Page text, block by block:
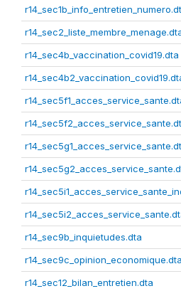
r14_sec4b_vaccination_covid19.dta
r14_sec9b_inquietudes.dta
r14_sec9c_opinion_economique.dta
r14_sec12_bilan_entretien.dta